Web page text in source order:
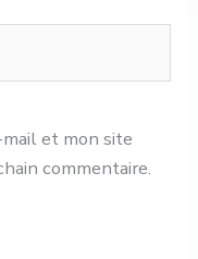
et mon site
commentaire.